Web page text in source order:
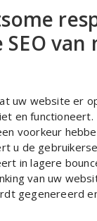
van
uw website er
en
voorkeur
u de
in lagere
van uw
gegenereerd